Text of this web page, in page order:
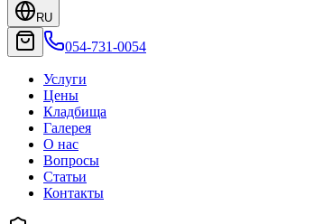
RU
054-731-0054
Услуги
Цены
Кладбища
Галерея
О нас
Вопросы
Статьи
Контакты